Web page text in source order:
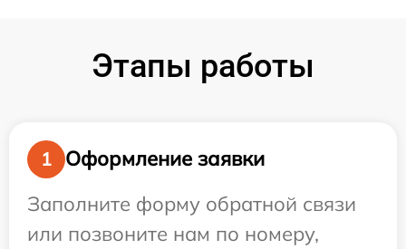
Этапы работы
1
Оформление заявки
Заполните форму обратной связи
или позвоните нам по номеру,